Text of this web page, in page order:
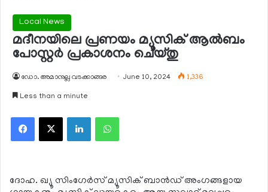
Local News
മദീനയിലെ പ്രണയം മ്യൂസിക് ആല്‍ബം
പോസ്റ്റര്‍ പ്രകാശനം ചെയ്തു
ഡോ. അമാനുല്ല വടക്കാങ്ങര June 10, 2024 1,336
Less than a minute
Facebook
X LinkedInWhatsApp
ദോഹ. ഖ്യൂ സിംഗേര്‍സ് മ്യൂസിക് ബാന്‍ഡ് അംഗങ്ങളായ